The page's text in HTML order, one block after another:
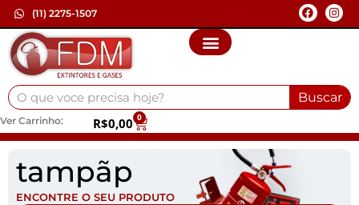
(11) 2275-1507
Buscar
Ver Carrinho: R$0,00 0
tampãp
ENCONTRE O SEU PRODUTO